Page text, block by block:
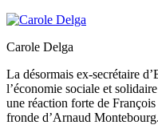
Carole Delga
La désormais ex-secrétaire
l’économie sociale et
une réaction forte de
fronde d’Arnaud Montebourg.